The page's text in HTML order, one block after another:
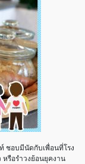
ชอบมีนัดกับเพื่อนที่โรง
หรือรำวงย้อนยุคงาน